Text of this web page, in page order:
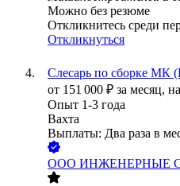
Можно без резюме
Откликнитесь среди
Откликнуться
Слесарь по сборке МК
от 151 000 ₽ за месяц,
Опыт 1-3 года
Вахта
Выплаты: Два раза в
ООО ИНЖЕНЕРНЫЕ